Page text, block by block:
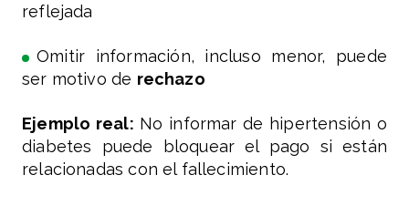
reflejada
Omitir información, incluso menor, puede
ser motivo de rechazo
Ejemplo real: No informar de hipertensión o
diabetes puede bloquear el pago si están
relacionadas con el fallecimiento.